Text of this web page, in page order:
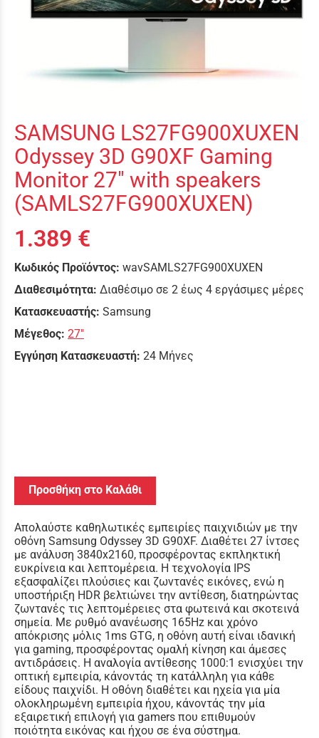
SAMSUNG LS27FG900XUXEN
Odyssey 3D G90XF Gaming
Monitor 27" with speakers
(SAMLS27FG900XUXEN)
1.389 €
Κωδικός Προϊόντος: wavSAMLS27FG900XUXEN
Διαθεσιμότητα: Διαθέσιμο σε 2 έως 4 εργάσιμες μέρες
Κατασκευαστής: Samsung
Μέγεθος: 27"
Εγγύηση Κατασκευαστή: 24 Μήνες
Προσθήκη στο Καλάθι
Απολαύστε καθηλωτικές εμπειρίες παιχνιδιών με την
οθόνη Samsung Odyssey 3D G90XF. Διαθέτει 27 ίντσες
με ανάλυση 3840x2160, προσφέροντας εκπληκτική
ευκρίνεια και λεπτομέρεια. Η τεχνολογία IPS
εξασφαλίζει πλούσιες και ζωντανές εικόνες, ενώ η
υποστήριξη HDR βελτιώνει την αντίθεση, διατηρώντας
ζωντανές τις λεπτομέρειες στα φωτεινά και σκοτεινά
σημεία. Με ρυθμό ανανέωσης 165Hz και χρόνο
απόκρισης μόλις 1ms GTG, η οθόνη αυτή είναι ιδανική
για gaming, προσφέροντας ομαλή κίνηση και άμεσες
αντιδράσεις. Η αναλογία αντίθεσης 1000:1 ενισχύει την
οπτική εμπειρία, κάνοντάς τη κατάλληλη για κάθε
είδους παιχνίδι. Η οθόνη διαθέτει και ηχεία για μία
ολοκληρωμένη εμπειρία ήχου, κάνοντάς την μία
εξαιρετική επιλογή για gamers που επιθυμούν
ποιότητα εικόνας και ήχου σε ένα σύστημα.